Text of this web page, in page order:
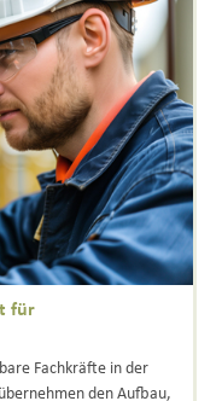
für
Fachkräfte in der
den Aufbau,